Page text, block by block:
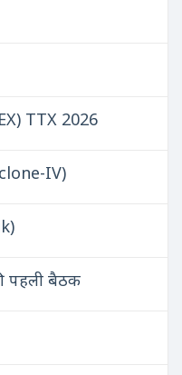
TTX 2026
IV)
पहली बैठक